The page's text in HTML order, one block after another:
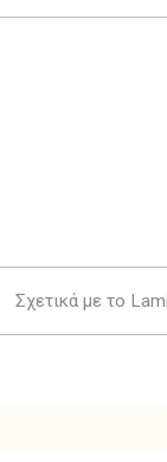
Σχετικά με το